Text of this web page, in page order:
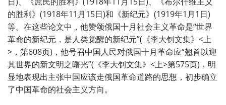
的胜利》(1918年11月15日)和《新纪元》(1919年1月1日)
等。在这些论文中，他赞颂俄国十月社会主义革命是“世界
革命的新纪元，是人类觉醒的新纪元”(《李大钊文集》<上
>，第608页)，他号召中国人民对俄国十月革命应“翘首以迎
其世界的新文明之曙光”(《李大钊文集》<上>第575页)，明
显地表现出主张中国应该走俄国革命道路的思想，初步确立
了中国革命的社会主义方向。